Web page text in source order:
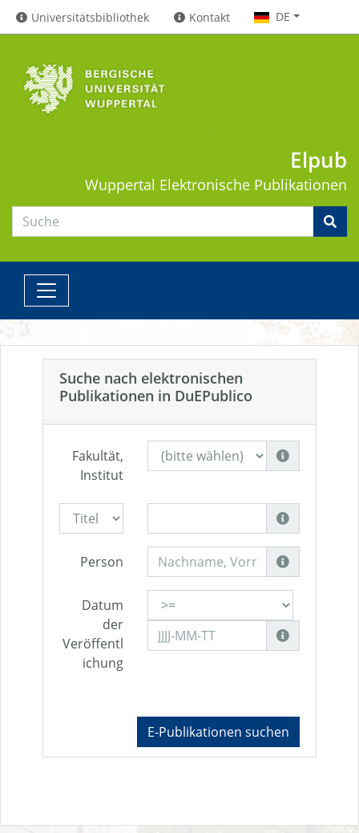
Universitätsbibliothek Kontakt DE
Elpub
Wuppertal Elektronische Publikationen
Suche nach elektronischen
Publikationen in DuEPublico
Fakultät,
Institut
Person
Datum
der
Veröffentl
ichung
E-Publikationen suchen